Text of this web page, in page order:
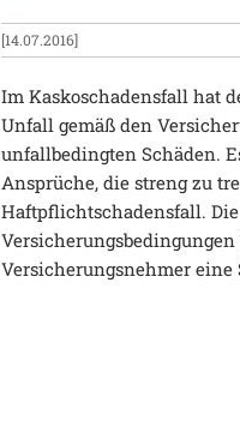
[14.07.2016]
Im Kaskoschadensfall hat
Unfall gemäß den
unfallbedingten Schäden.
Ansprüche, die streng zu
Haftpflichtschadensfall.
Versicherungsnehmer eine